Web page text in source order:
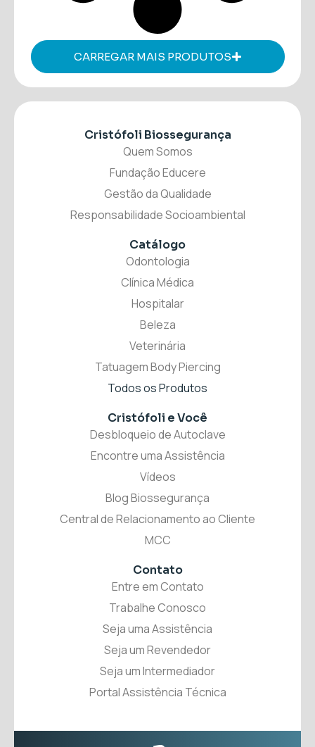
CARREGAR MAIS PRODUTOS
Cristófoli Biossegurança
Quem Somos
Fundação Educere
Gestão da Qualidade
Responsabilidade Socioambiental
Catálogo
Odontologia
Clínica Médica
Hospitalar
Beleza
Veterinária
Tatuagem Body Piercing
Todos os Produtos
Cristófoli e Você
Desbloqueio de Autoclave
Encontre uma Assistência
Vídeos
Blog Biossegurança
Central de Relacionamento ao Cliente
MCC
Contato
Entre em Contato
Trabalhe Conosco
Seja uma Assistência
Seja um Revendedor
Seja um Intermediador
Portal Assistência Técnica